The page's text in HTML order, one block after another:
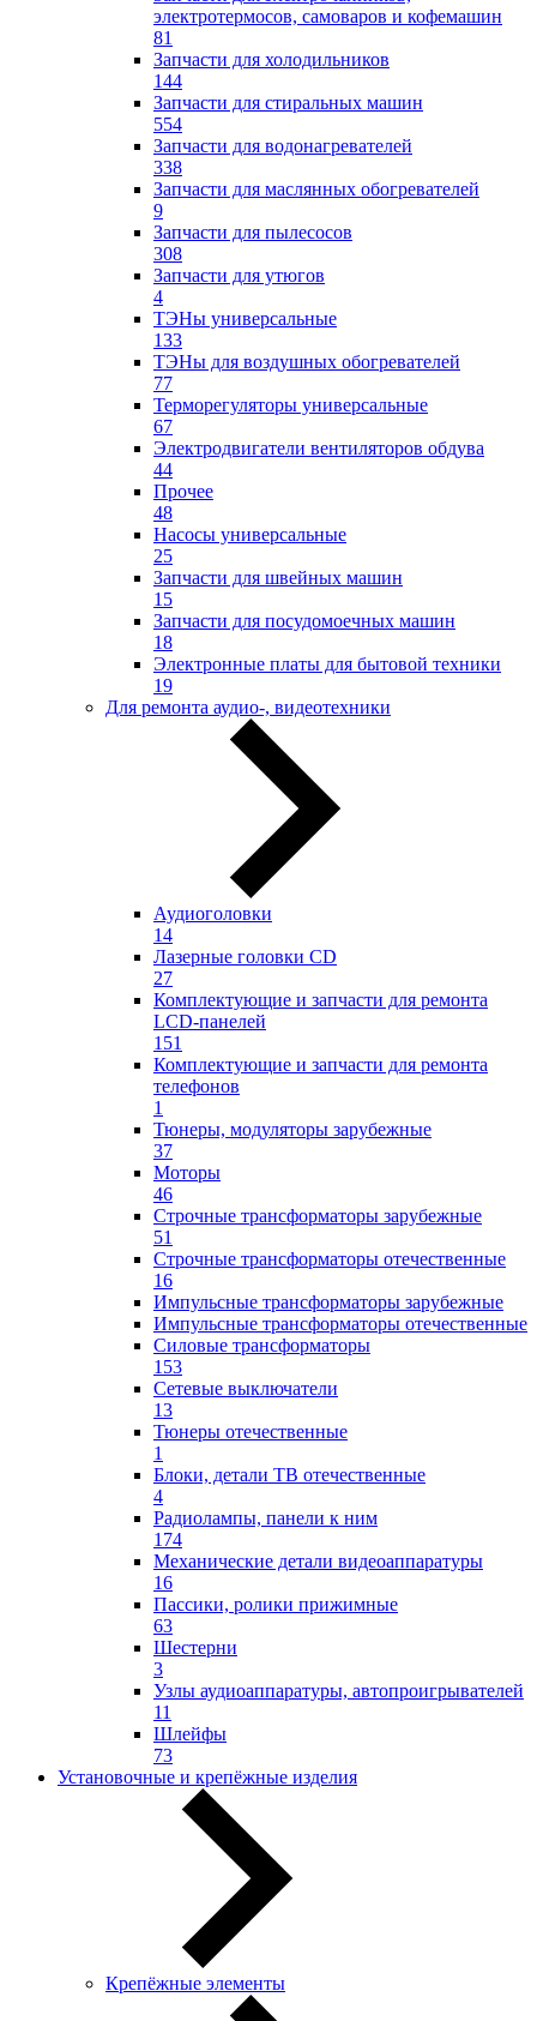
электротермосов, самоваров и кофемашин
81
Запчасти для холодильников
144
Запчасти для стиральных машин
554
Запчасти для водонагревателей
338
Запчасти для маслянных обогревателей
9
Запчасти для пылесосов
308
Запчасти для утюгов
4
ТЭНы универсальные
133
ТЭНы для воздушных обогревателей
77
Терморегуляторы универсальные
67
Электродвигатели вентиляторов обдува
44
Прочее
48
Насосы универсальные
25
Запчасти для швейных машин
15
Запчасти для посудомоечных машин
18
Электронные платы для бытовой техники
19
Для ремонта аудио-, видеотехники
Аудиоголовки
14
Лазерные головки CD
27
Комплектующие и запчасти для ремонта
LCD-панелей
151
Комплектующие и запчасти для ремонта
телефонов
1
Тюнеры, модуляторы зарубежные
37
Моторы
46
Строчные трансформаторы зарубежные
51
Строчные трансформаторы отечественные
16
Импульсные трансформаторы зарубежные
Импульсные трансформаторы отечественные
Силовые трансформаторы
153
Сетевые выключатели
13
Тюнеры отечественные
1
Блоки, детали ТВ отечественные
4
Радиолампы, панели к ним
174
Механические детали видеоаппаратуры
16
Пассики, ролики прижимные
63
Шестерни
3
Узлы аудиоаппаратуры, автопроигрывателей
11
Шлейфы
73
Установочные и крепёжные изделия
Крепёжные элементы